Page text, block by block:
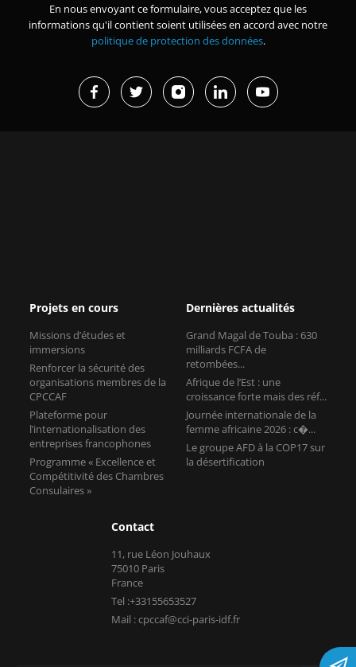
En nous envoyant ce formulaire, vous acceptez que les
informations qu'il contient soient utilisées en accord avec notre
politique de protection des données.
Projets en cours
Missions d’études et
immersions
Renforcer la sécurité des
organisations membres de la
CPCCAF
Plateforme pour
l’internationalisation des
entreprises francophones
Programme « Excellence et
Compétitivité des Chambres
Consulaires »
Dernières actualités
Grand Magal de Touba : 630
milliards FCFA de
retombées...
Afrique de l’Est : une
croissance forte mais des réf...
Journée internationale de la
femme africaine 2026 : c�...
Le groupe AFD à la COP17 sur
la désertification
Contact
11, rue Léon Jouhaux
75010 Paris
France
Tel :+33155653527
Mail : cpccaf@cci-paris-idf.fr